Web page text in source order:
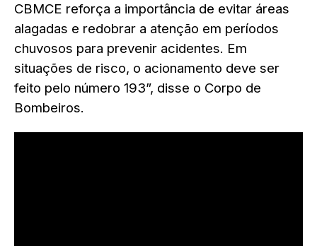
CBMCE reforça a importância de evitar áreas
alagadas e redobrar a atenção em períodos
chuvosos para prevenir acidentes. Em
situações de risco, o acionamento deve ser
feito pelo número 193”, disse o Corpo de
Bombeiros.